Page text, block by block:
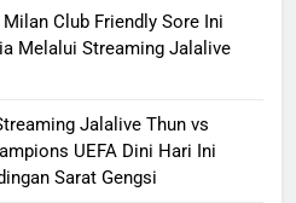
Club Friendly Sore Ini
Melalui Streaming Jalalive
Jalalive Thun vs
UEFA Dini Hari Ini
Sarat Gengsi